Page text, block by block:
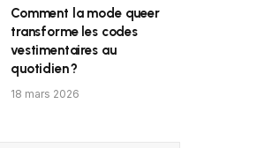
Comment la mode queer
transforme les codes
vestimentaires au
quotidien ?
18 mars 2026